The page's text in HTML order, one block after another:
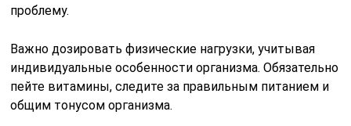
проблему.
Важно дозировать физические нагрузки, учитывая
индивидуальные особенности организма. Обязательно
пейте витамины, следите за правильным питанием и
общим тонусом организма.